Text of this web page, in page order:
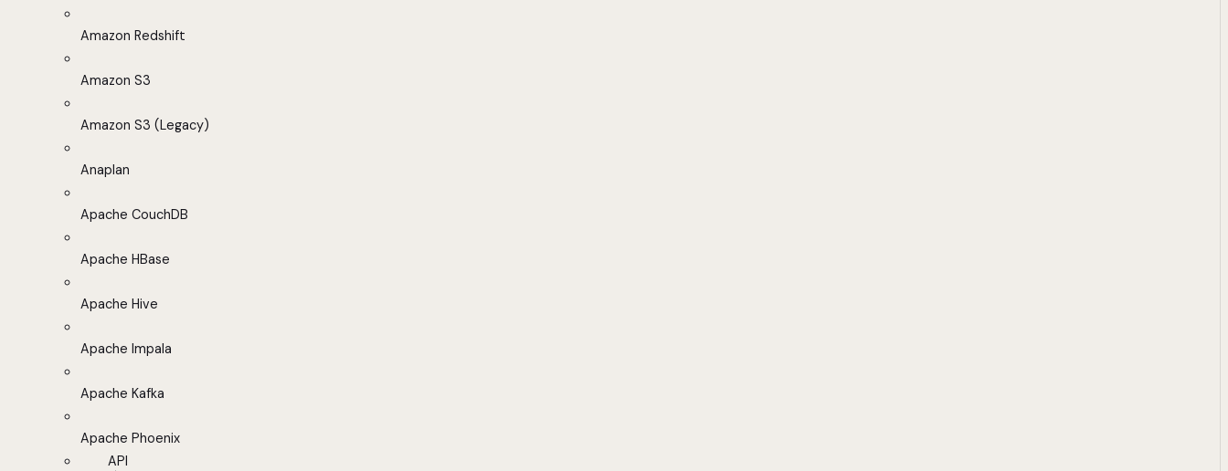
Amazon Redshift
Amazon S3
Amazon S3 (Legacy)
Anaplan
Apache CouchDB
Apache HBase
Apache Hive
Apache Impala
Apache Kafka
Apache Phoenix
API